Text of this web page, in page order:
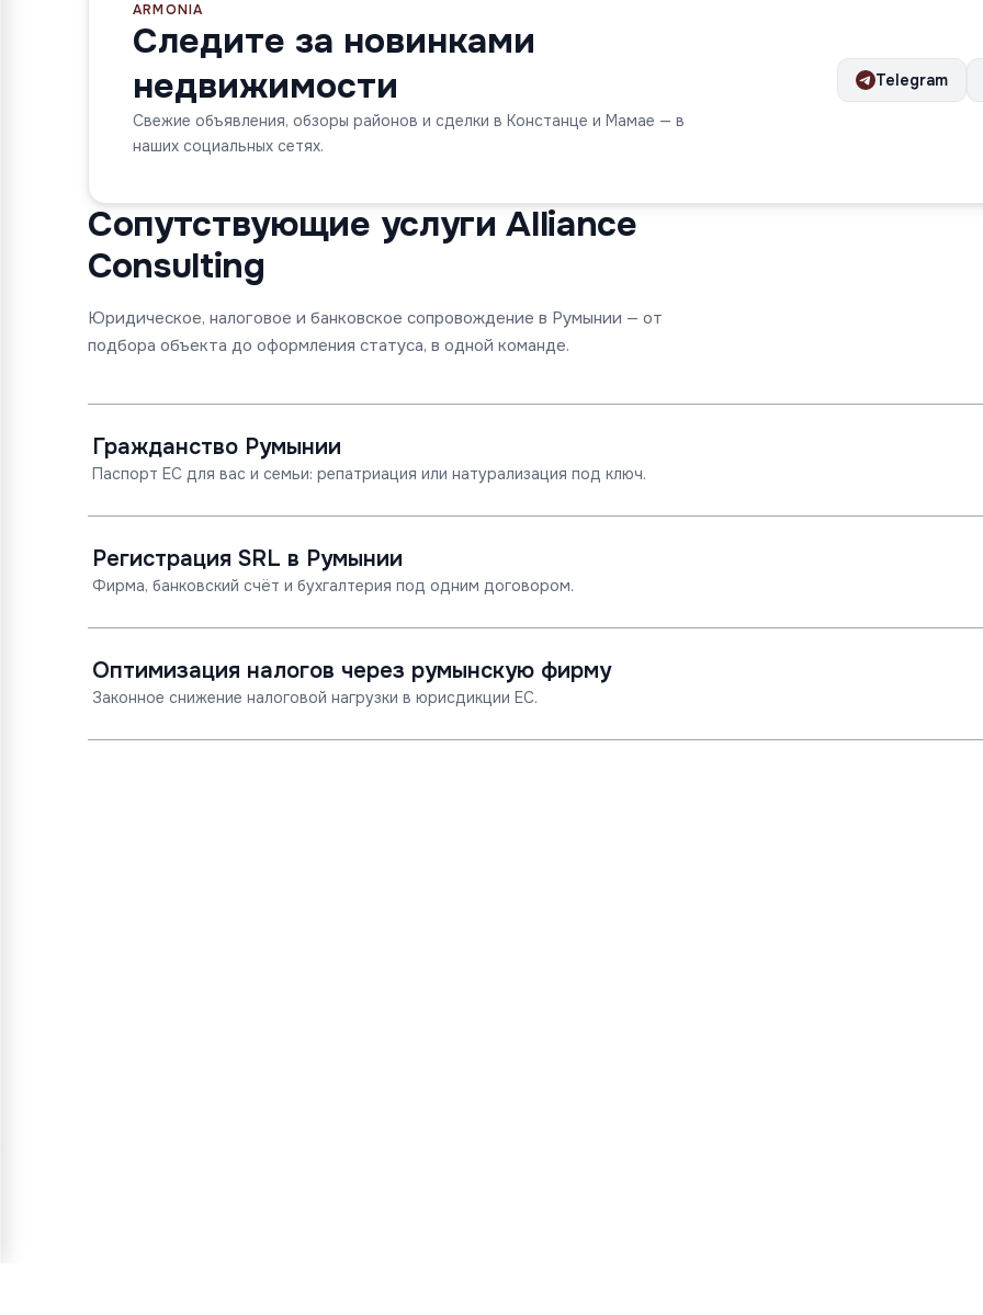
ARMONIA
Следите за новинками
недвижимости
Свежие объявления, обзоры районов и сделки в Констанце и Мамае — в
наших социальных сетях.
Telegram
Сопутствующие услуги Alliance
Consulting
Юридическое, налоговое и банковское сопровождение в Румынии — от
подбора объекта до оформления статуса, в одной команде.
Гражданство Румынии
Паспорт ЕС для вас и семьи: репатриация или натурализация под ключ.
Регистрация SRL в Румынии
Фирма, банковский счёт и бухгалтерия под одним договором.
Оптимизация налогов через румынскую фирму
Законное снижение налоговой нагрузки в юрисдикции ЕС.